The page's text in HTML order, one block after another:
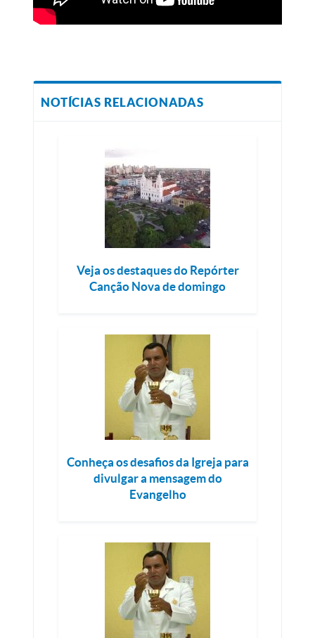
NOTÍCIAS RELACIONADAS
Veja os destaques do Repórter
Canção Nova de domingo
Conheça os desafios da Igreja para
divulgar a mensagem do
Evangelho